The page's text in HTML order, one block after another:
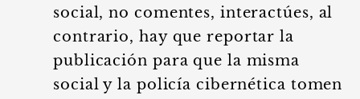
social, no comentes, interactúes, al
contrario, hay que reportar la
publicación para que la misma
social y la policía cibernética tomen